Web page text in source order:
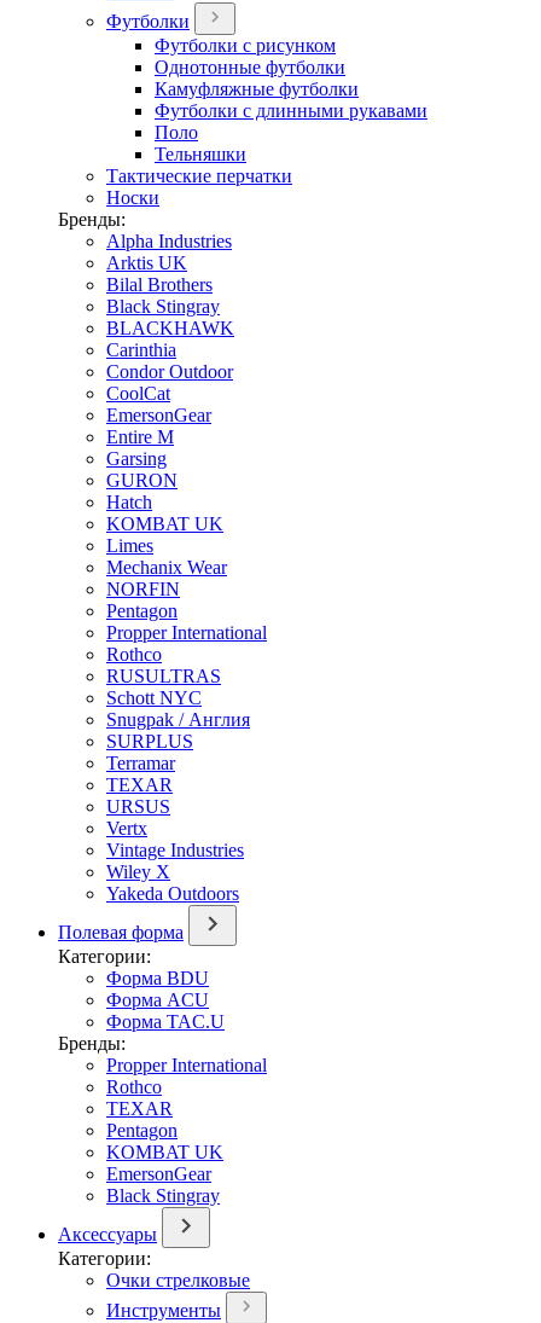
Футболки
Футболки с рисунком
Однотонные футболки
Камуфляжные футболки
Футболки с длинными рукавами
Поло
Тельняшки
Тактические перчатки
Носки
Бренды:
Alpha Industries
Arktis UK
Bilal Brothers
Black Stingray
BLACKHAWK
Carinthia
Condor Outdoor
CoolCat
EmersonGear
Entire M
Garsing
GURON
Hatch
KOMBAT UK
Limes
Mechanix Wear
NORFIN
Pentagon
Propper International
Rothco
RUSULTRAS
Schott NYC
Snugpak / Англия
SURPLUS
Terramar
TEXAR
URSUS
Vertx
Vintage Industries
Wiley X
Yakeda Outdoors
Полевая форма
Категории:
Форма BDU
Форма ACU
Форма TAC.U
Бренды:
Propper International
Rothco
TEXAR
Pentagon
KOMBAT UK
EmersonGear
Black Stingray
Аксессуары
Категории:
Очки стрелковые
Инструменты